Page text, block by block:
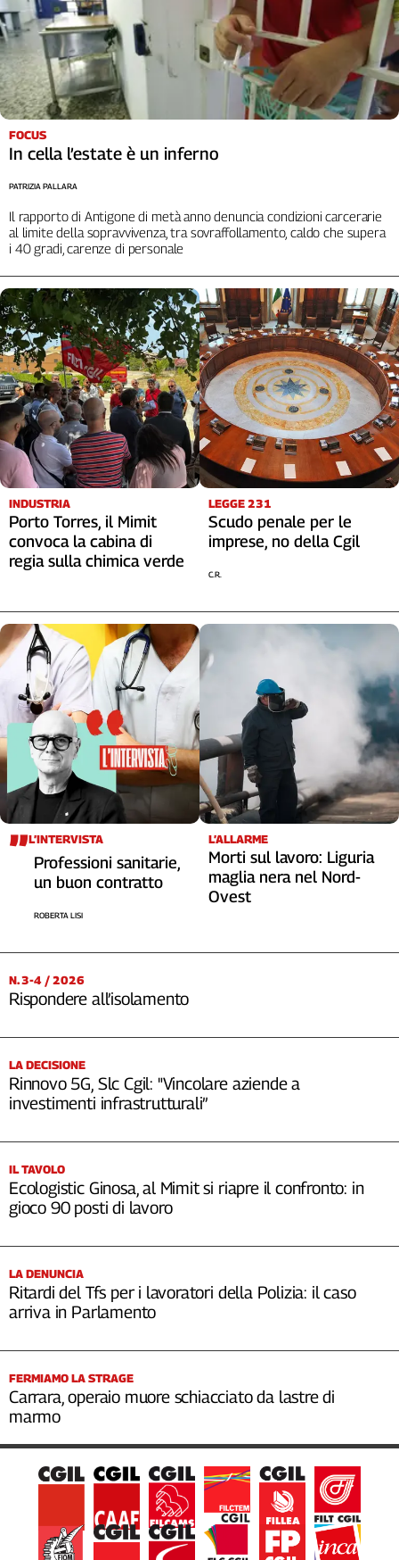
FOCUS
In cella l’estate è un inferno
Il rapporto di Antigone di metà anno denuncia condizioni carcerarie
al limite della sopravvivenza, tra sovraffollamento, caldo che supera
i 40 gradi, carenze di personale
PATRIZIA PALLARA
INDUSTRIA
Porto Torres, il Mimit
convoca la cabina di
regia sulla chimica verde
LEGGE 231
Scudo penale per le
imprese, no della Cgil
C.R.
L’INTERVISTA
Professioni sanitarie,
un buon contratto
ROBERTA LISI
L’ALLARME
Morti sul lavoro: Liguria
maglia nera nel Nord-
Ovest
N. 3-4 / 2026
Rispondere all’isolamento
LA DECISIONE
Rinnovo 5G, Slc Cgil: "Vincolare aziende a
investimenti infrastrutturali”
IL TAVOLO
Ecologistic Ginosa, al Mimit si riapre il confronto: in
gioco 90 posti di lavoro
LA DENUNCIA
Ritardi del Tfs per i lavoratori della Polizia: il caso
arriva in Parlamento
FERMIAMO LA STRAGE
Carrara, operaio muore schiacciato da lastre di
marmo